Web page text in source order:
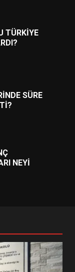
TÜRKİYE
SÜRE
NEYİ